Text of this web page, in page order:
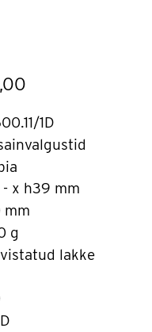
1D
- x h39 mm
mm
g
lakke